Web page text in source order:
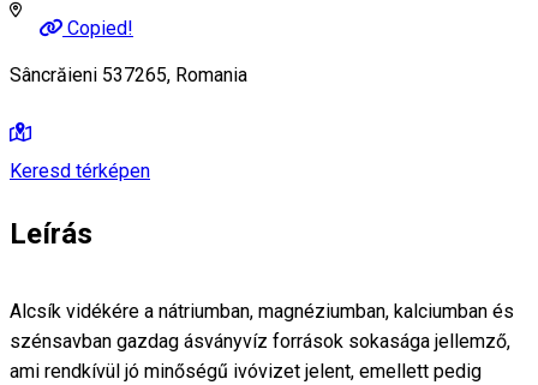
Copied!
Sâncrăieni 537265, Romania
Keresd térképen
Leírás
Alcsík vidékére a nátriumban, magnéziumban, kalciumban és
szénsavban gazdag ásványvíz források sokasága jellemző,
ami rendkívül jó minőségű ivóvizet jelent, emellett pedig